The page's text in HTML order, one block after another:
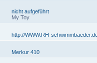
nicht aufgeführt
My Toy
http://WWW.RH-
Merkur 410